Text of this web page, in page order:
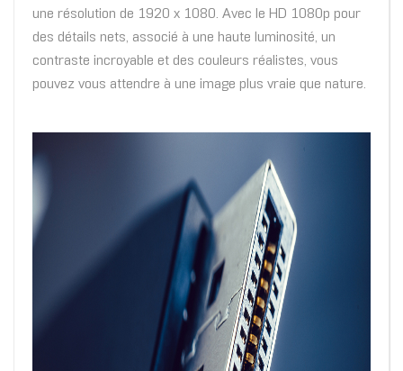
une résolution de 1920 x 1080. Avec le HD 1080p pour
des détails nets, associé à une haute luminosité, un
contraste incroyable et des couleurs réalistes, vous
pouvez vous attendre à une image plus vraie que nature.